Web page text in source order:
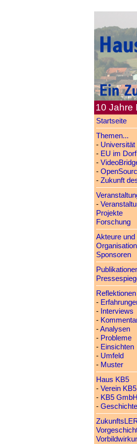
10 Jahre
Startseite
Themen...
- Universität
- EU im Dorf
-
-
- Zukunft
-
Projekte
Forschung
Akteure und
Sponsoren
Reflektionen
-
- Interviews
-
-Analysen
- Probleme
- Einsichten
- Umfeld
- Muster
Haus KB5
- Verein KB5
- KB5 GmbH
-